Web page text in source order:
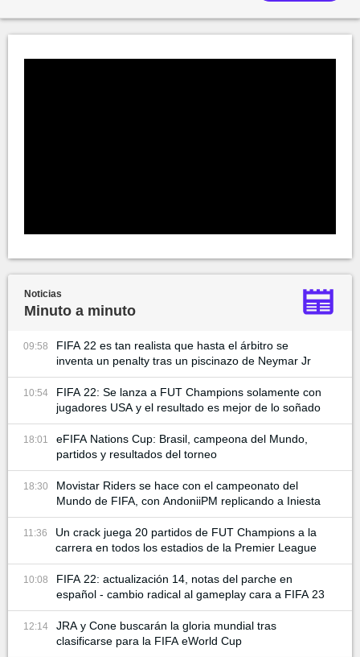
Noticias
Minuto a minuto
09:58
FIFA 22 es tan realista que hasta el árbitro se
inventa un penalty tras un piscinazo de Neymar Jr
10:54
FIFA 22: Se lanza a FUT Champions solamente con
jugadores USA y el resultado es mejor de lo soñado
18:01
eFIFA Nations Cup: Brasil, campeona del Mundo,
partidos y resultados del torneo
18:30
Movistar Riders se hace con el campeonato del
Mundo de FIFA, con AndoniiPM replicando a Iniesta
11:36
Un crack juega 20 partidos de FUT Champions a la
carrera en todos los estadios de la Premier League
10:08
FIFA 22: actualización 14, notas del parche en
español - cambio radical al gameplay cara a FIFA 23
12:14
JRA y Cone buscarán la gloria mundial tras
clasificarse para la FIFA eWorld Cup